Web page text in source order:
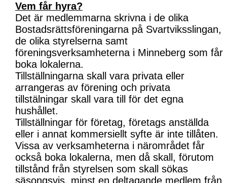
Vem får hyra?
Det är medlemmarna skrivna i de olika
Bostadsrättsföreningarna på Svartviksslingan,
de olika styrelserna samt
föreningsverksamheterna i Minneberg som får
boka lokalerna.
Tillställningarna skall vara privata eller
arrangeras av förening och privata
tillstälningar skall vara till för det egna
hushållet.
Tillställningar för företag, företags anställda
eller i annat kommersiellt syfte är inte tillåten.
Vissa av verksamheterna i närområdet får
också boka lokalerna, men då skall, förutom
tillstånd från styrelsen som skall sökas
säsongsvis, minst en deltagande medlem från